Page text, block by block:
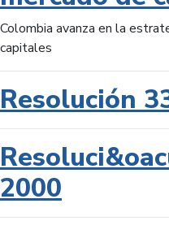
Colombia avanza en la
capitales
Resolución
2000